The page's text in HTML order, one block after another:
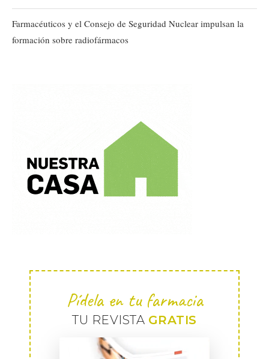
Farmacéuticos y el Consejo de Seguridad Nuclear impulsan la
formación sobre radiofármacos
Pídela en tu farmacia
TU REVISTA GRATIS